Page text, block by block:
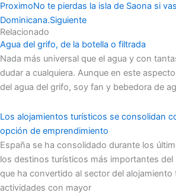
ProximoNo te pierdas la isla de Saona si
Dominicana.Siguiente
Relacionado
Agua del grifo, de la botella o filtrada
Nada más universal que el agua y con
dudar a cualquiera. Aunque en este
del agua del grifo, soy fan y bebedora de
Los alojamientos turísticos se consolidan
opción de emprendimiento
España se ha consolidado durante los
los destinos turísticos más importantes
que ha convertido al sector del alojamiento
actividades con mayor